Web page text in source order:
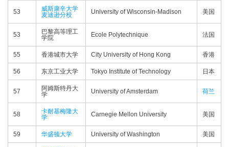
53
威斯康辛大学
麦迪逊分校
University of Wisconsin-Madison 美国
53
巴黎高等理工
学院
Ecole Polytechnique 法国
55 香港城市大学 City University of Hong Kong 香港
56 东京工业大学 Tokyo Institute of Technology 日本
57
阿姆斯特丹大
学
University of Amsterdam 荷兰
58
卡耐基梅隆大
学
Carnegie Mellon University 美国
59 华盛顿大学 University of Washington 美国